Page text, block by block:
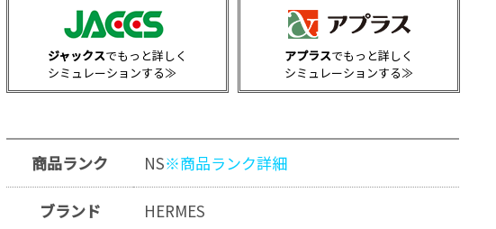
ジャックスでもっと詳しく
シミュレーションする≫
アプラスでもっと詳しく
シミュレーションする≫
商品ランク NS※商品ランク詳細
ブランド HERMES